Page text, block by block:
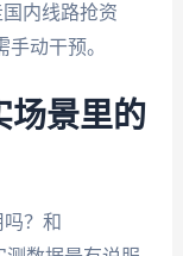
内线路抢资
动干预。
场景里的
？和